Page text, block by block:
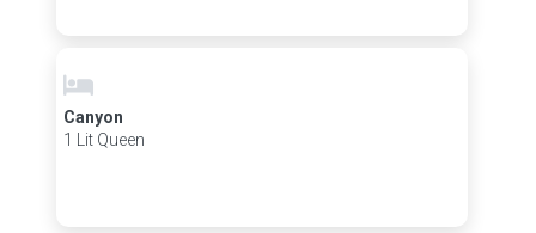
Canyon
1 Lit Queen